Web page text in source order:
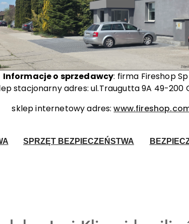
Informacje o sprzedawcy: firma Fireshop Sp
stacjonarny adres: ul.Traugutta 9A 49-200
sklep internetowy adres:
SPRZĘT BEZPIECZEŃSTWA